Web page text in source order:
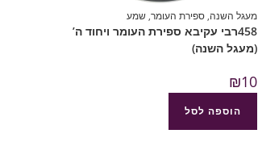
מעגל השנה, ספירת העומר, שמע
458רבי עקיבא ספירת העומר ויחוד ה’
(מעגל השנה)
₪10
הוספה לסל